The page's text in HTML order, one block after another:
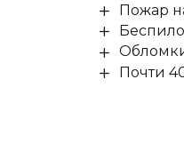
Пожар
Почти